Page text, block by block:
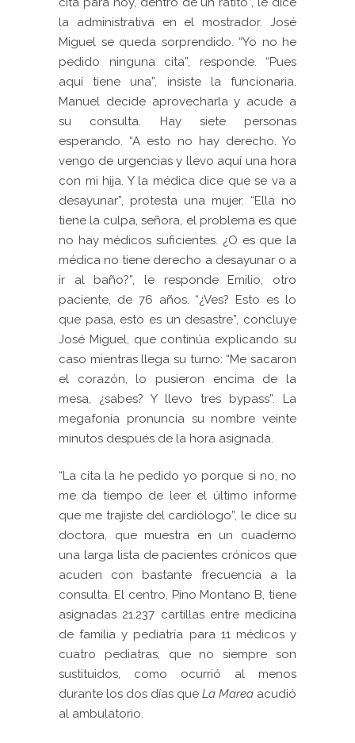
la administrativa en el mostrador. José
Miguel se queda sorprendido. “Yo no he
pedido ninguna cita”, responde. “Pues
aquí tiene una”, insiste la funcionaria.
Manuel decide aprovecharla y acude a
su consulta. Hay siete personas
esperando. “A esto no hay derecho. Yo
vengo de urgencias y llevo aquí una hora
con mi hija. Y la médica dice que se va a
desayunar”, protesta una mujer. “Ella no
tiene la culpa, señora, el problema es que
no hay médicos suficientes. ¿O es que la
médica no tiene derecho a desayunar o a
ir al baño?”, le responde Emilio, otro
paciente, de 76 años. “¿Ves? Esto es lo
que pasa, esto es un desastre”, concluye
José Miguel, que continúa explicando su
caso mientras llega su turno: “Me sacaron
el corazón, lo pusieron encima de la
mesa, ¿sabes? Y llevo tres bypass”. La
megafonía pronuncia su nombre veinte
minutos después de la hora asignada.
“La cita la he pedido yo porque si no, no
me da tiempo de leer el último informe
que me trajiste del cardiólogo”, le dice su
doctora, que muestra en un cuaderno
una larga lista de pacientes crónicos que
acuden con bastante frecuencia a la
consulta. El centro, Pino Montano B, tiene
asignadas 21.237 cartillas entre medicina
de familia y pediatría para 11 médicos y
cuatro pediatras, que no siempre son
sustituidos, como ocurrió al menos
durante los dos días que La Marea acudió
al ambulatorio.